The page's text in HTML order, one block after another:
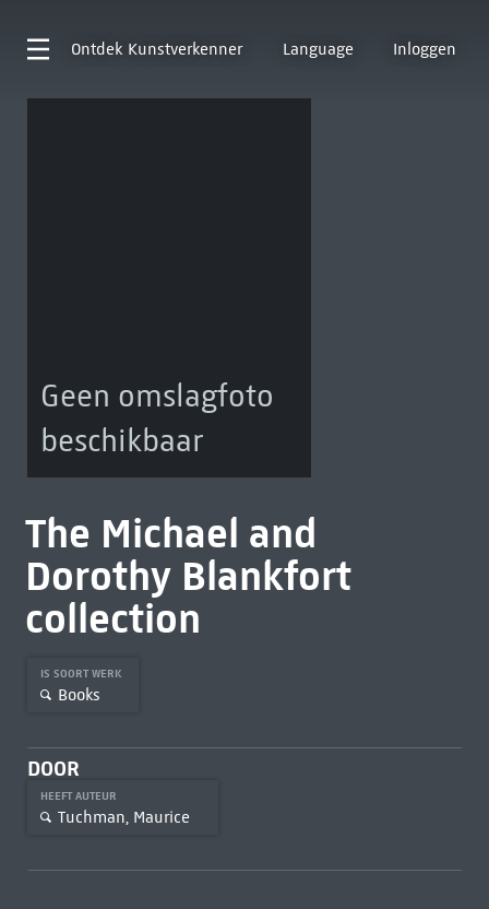
Ontdek Kunstverkenner Language Inloggen
Geen omslagfoto
beschikbaar
The Michael and
Dorothy Blankfort
collection
IS SOORT WERK
Books
DOOR
HEEFT AUTEUR
Tuchman, Maurice